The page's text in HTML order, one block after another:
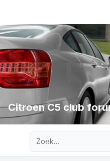
Citroen C5 club